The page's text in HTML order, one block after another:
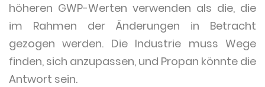
höheren GWP-Werten verwenden als die, die
im Rahmen der Änderungen in Betracht
gezogen werden. Die Industrie muss Wege
finden, sich anzupassen, und Propan könnte die
Antwort sein.